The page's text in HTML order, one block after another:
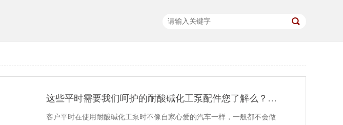
这些平时需要我们呵护的耐酸碱化工泵配件您了解么？川田环保告诉您！
客户平时在使用耐酸碱化工泵时不像自家心爱的汽车一样，一般都不会做